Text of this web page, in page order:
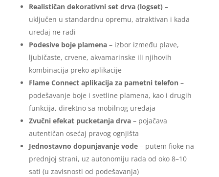
Realističan dekorativni set drva (logset) –
uključen u standardnu opremu, atraktivan i kada
uređaj ne radi
Podesive boje plamena– izbor između plave,
ljubičaste, crvene, akvamarinske ili njihovih
kombinacija preko aplikacije
Flame Connect aplikacija za pametni telefon–
podešavanje boje i svetline plamena, kao i drugih
funkcija, direktno sa mobilnog uređaja
Zvučni efekat pucketanja drva– pojačava
autentičan osećaj pravog ognjišta
Jednostavno dopunjavanje vode– putem fioke na
prednjoj strani, uz autonomiju rada od oko 8–10
sati (u zavisnosti od podešavanja)